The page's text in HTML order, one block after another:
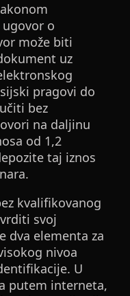
o
može biti
uz
pragovi do
bez
na daljinu
od 1,2
taj iznos
kvalifikovanog
svoj
dva elementa za
nivoa
U
putem interneta,